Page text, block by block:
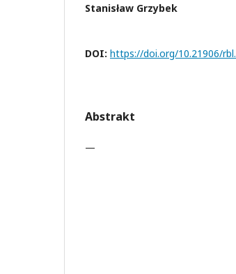
Stanisław Grzybek
DOI: https://doi.org/10.21906/
Abstrakt
—